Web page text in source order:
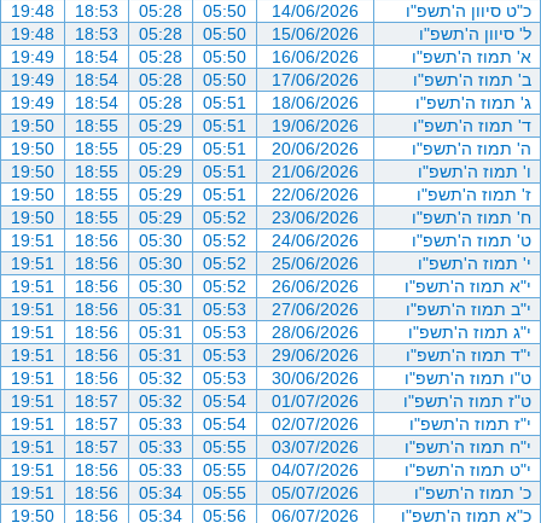
כ"ט סיוון ה'תשפ"ו
14/06/2026
05:50
05:28
18:53
19:48
ל' סיוון ה'תשפ"ו
15/06/2026
05:50
05:28
18:53
19:48
א' תמוז ה'תשפ"ו
16/06/2026
05:50
05:28
18:54
19:49
ב' תמוז ה'תשפ"ו
17/06/2026
05:50
05:28
18:54
19:49
ג' תמוז ה'תשפ"ו
18/06/2026
05:51
05:28
18:54
19:49
ד' תמוז ה'תשפ"ו
19/06/2026
05:51
05:29
18:55
19:50
ה' תמוז ה'תשפ"ו
20/06/2026
05:51
05:29
18:55
19:50
ו' תמוז ה'תשפ"ו
21/06/2026
05:51
05:29
18:55
19:50
ז' תמוז ה'תשפ"ו
22/06/2026
05:51
05:29
18:55
19:50
ח' תמוז ה'תשפ"ו
23/06/2026
05:52
05:29
18:55
19:50
ט' תמוז ה'תשפ"ו
24/06/2026
05:52
05:30
18:56
19:51
י' תמוז ה'תשפ"ו
25/06/2026
05:52
05:30
18:56
19:51
י"א תמוז ה'תשפ"ו
26/06/2026
05:52
05:30
18:56
19:51
י"ב תמוז ה'תשפ"ו
27/06/2026
05:53
05:31
18:56
19:51
י"ג תמוז ה'תשפ"ו
28/06/2026
05:53
05:31
18:56
19:51
י"ד תמוז ה'תשפ"ו
29/06/2026
05:53
05:31
18:56
19:51
ט"ו תמוז ה'תשפ"ו
30/06/2026
05:53
05:32
18:56
19:51
ט"ז תמוז ה'תשפ"ו
01/07/2026
05:54
05:32
18:57
19:51
י"ז תמוז ה'תשפ"ו
02/07/2026
05:54
05:33
18:57
19:51
י"ח תמוז ה'תשפ"ו
03/07/2026
05:55
05:33
18:57
19:51
י"ט תמוז ה'תשפ"ו
04/07/2026
05:55
05:33
18:56
19:51
כ' תמוז ה'תשפ"ו
05/07/2026
05:55
05:34
18:56
19:51
כ"א תמוז ה'תשפ"ו
06/07/2026
05:56
05:34
18:56
19:50